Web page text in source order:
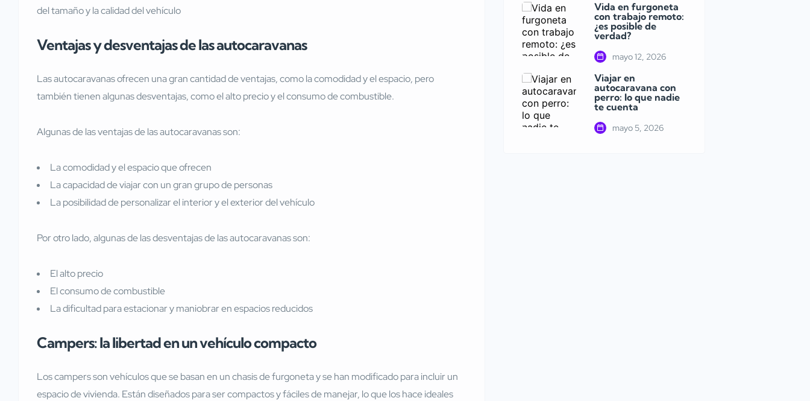
del tamaño y la calidad del vehículo
Ventajas y desventajas de las autocaravanas
Las autocaravanas ofrecen una gran cantidad de ventajas, como la comodidad y el espacio, pero
también tienen algunas desventajas, como el alto precio y el consumo de combustible.
Algunas de las ventajas de las autocaravanas son:
La comodidad y el espacio que ofrecen
La capacidad de viajar con un gran grupo de personas
La posibilidad de personalizar el interior y el exterior del vehículo
Por otro lado, algunas de las desventajas de las autocaravanas son:
El alto precio
El consumo de combustible
La dificultad para estacionar y maniobrar en espacios reducidos
Campers: la libertad en un vehículo compacto
Los campers son vehículos que se basan en un chasis de furgoneta y se han modificado para incluir un
espacio de vivienda. Están diseñados para ser compactos y fáciles de manejar, lo que los hace ideales
Vida en furgoneta
con trabajo remoto:
¿es posible de
verdad?
mayo 12, 2026
Viajar en
autocaravana con
perro: lo que nadie
te cuenta
mayo 5, 2026